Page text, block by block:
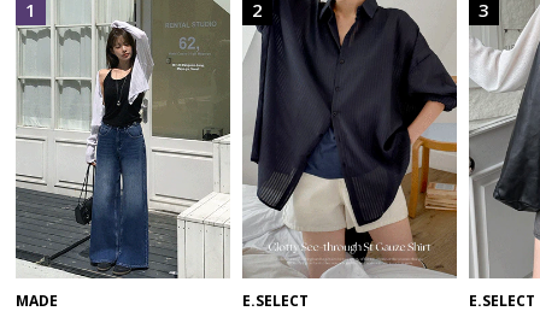
니트
아우터
스커트
언더웨어/파자마
코디템
MADE E.SELECT E.SELECT